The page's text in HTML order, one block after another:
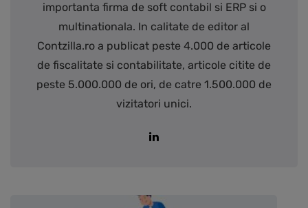
importanta firma de soft contabil si ERP si o
multinationala. In calitate de editor al
Contzilla.ro a publicat peste 4.000 de articole
de fiscalitate si contabilitate, articole citite de
peste 5.000.000 de ori, de catre 1.500.000 de
vizitatori unici.